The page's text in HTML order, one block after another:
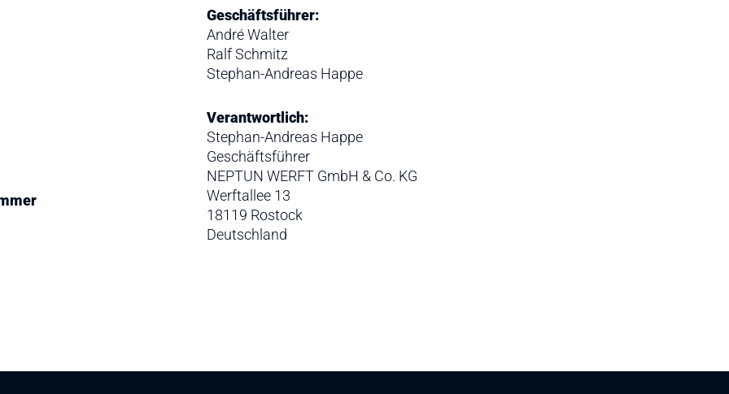
Geschäftsführer:
André Walter
Ralf Schmitz
Stephan-Andreas Happe
Verantwortlich:
Stephan-Andreas Happe
Geschäftsführer
NEPTUN WERFT GmbH & Co. KG
Werftallee 13
18119 Rostock
Deutschland